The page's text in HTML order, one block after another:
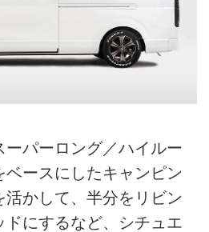
パーロング／ハイルー
ベースにしたキャンピン
活かして、半分をリビン
ドにするなど、シチュエ